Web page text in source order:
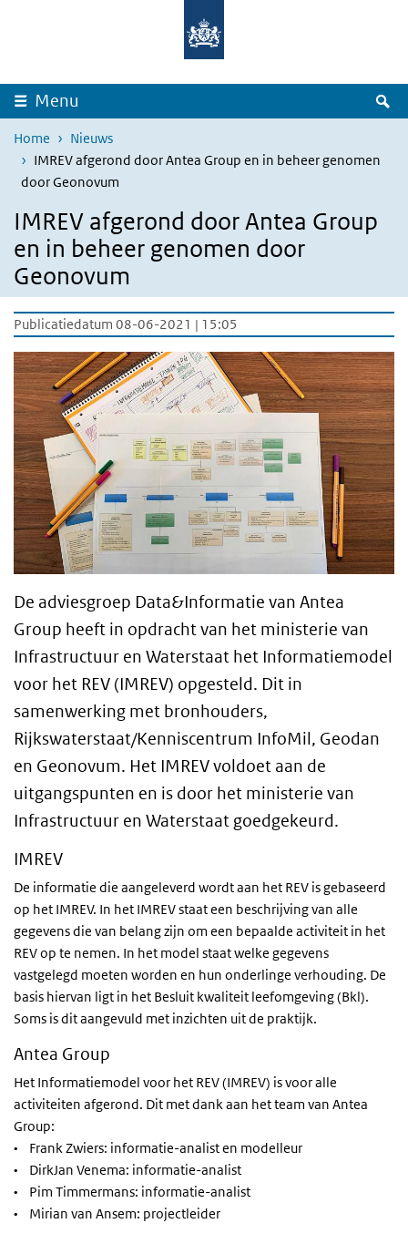
Overslaan en naar de inhoud gaan
Menu
Home
Nieuws
IMREV afgerond door Antea Group en in beheer genomen
door Geonovum
IMREV afgerond door Antea Group
en in beheer genomen door
Geonovum
Publicatiedatum 08-06-2021 | 15:05
De adviesgroep Data&Informatie van Antea
Group heeft in opdracht van het ministerie van
Infrastructuur en Waterstaat het Informatiemodel
voor het REV (IMREV) opgesteld. Dit in
samenwerking met bronhouders,
Rijkswaterstaat/Kenniscentrum InfoMil, Geodan
en Geonovum. Het IMREV voldoet aan de
uitgangspunten en is door het ministerie van
Infrastructuur en Waterstaat goedgekeurd.
IMREV
De informatie die aangeleverd wordt aan het REV is gebaseerd
op het IMREV. In het IMREV staat een beschrijving van alle
gegevens die van belang zijn om een bepaalde activiteit in het
REV op te nemen. In het model staat welke gegevens
vastgelegd moeten worden en hun onderlinge verhouding. De
basis hiervan ligt in het Besluit kwaliteit leefomgeving (Bkl).
Soms is dit aangevuld met inzichten uit de praktijk.
Antea Group
Het Informatiemodel voor het REV (IMREV) is voor alle
activiteiten afgerond. Dit met dank aan het team van Antea
Group:
• Frank Zwiers: informatie-analist en modelleur
• DirkJan Venema: informatie-analist
• Pim Timmermans: informatie-analist
• Mirian van Ansem: projectleider